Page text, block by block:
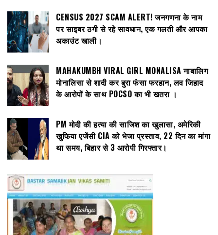
CENSUS 2027 SCAM ALERT! जनगणना के नाम
पर साइबर ठगी से रहे सावधान, एक गलती और आपका
अकाउंट खाली।
MAHAKUMBH VIRAL GIRL MONALISA नाबालिग
मोनालिसा से शादी कर बुरा फंसा फरहान, लव जिहाद
के आरोपों के साथ POCSO का भी खतरा ।
PM मोदी की हत्या की साजिश का खुलासा, अमेरिकी
खुफिया एजेंसी CIA को भेजा प्रस्ताव, 22 दिन का मांगा
था समय, बिहार से 3 आरोपी गिरफ्तार।